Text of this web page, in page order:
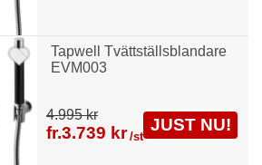
Tapwell Tvättställsblandare
EVM003
4.995 kr
fr.3.739 kr /st
JUST NU!